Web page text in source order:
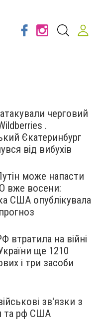
черговий
.
Єкатеринбург
від вибухів
може напасти
вже восени:
США опублікувала
втратила на війні
ще 1210
і три засоби
зв'язки з
та рф США